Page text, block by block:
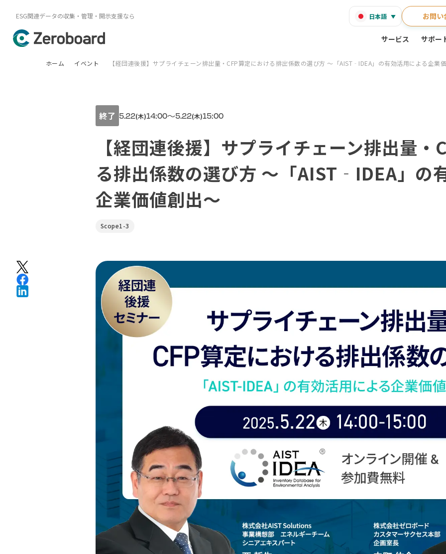
ESG関連データの収集・管理・開示支援なら
サービス サポー
日本語 お問い
ホーム イベント 【経団連後援】サプライチェーン排出量・CFP算定における排出係数の選び方 ～「AIST‐IDEA」の有効活用による企業
終了 5.22(木)14:00〜5.22(木)15:00
【経団連後援】サプライチェーン排出量・
る排出係数の選び方 ～「AIST‐IDEA」の
企業価値創出～
Scope1-3